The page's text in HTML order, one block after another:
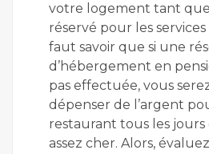
votre logement tant que
réservé pour les
faut savoir que si une
d’hébergement en
pas effectuée, vous
dépenser de l’argent
restaurant tous les
assez cher. Alors,